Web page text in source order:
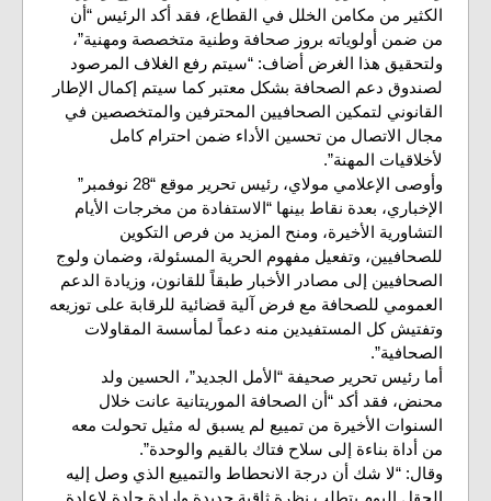
الكثير من مكامن الخلل في القطاع، فقد أكد الرئيس “أن
من ضمن أولوياته بروز صحافة وطنية متخصصة ومهنية”،
ولتحقيق هذا الغرض أضاف: “سيتم رفع الغلاف المرصود
لصندوق دعم الصحافة بشكل معتبر كما سيتم إكمال الإطار
القانوني لتمكين الصحافيين المحترفين والمتخصصين في
مجال الاتصال من تحسين الأداء ضمن احترام كامل
لأخلاقيات المهنة”.
وأوصى الإعلامي مولاي، رئيس تحرير موقع “28 نوفمبر”
الإخباري، بعدة نقاط بينها “الاستفادة من مخرجات الأيام
التشاورية الأخيرة، ومنح المزيد من فرص التكوين
للصحافيين، وتفعيل مفهوم الحرية المسئولة، وضمان ولوج
الصحافيين إلى مصادر الأخبار طبقاً للقانون، وزيادة الدعم
العمومي للصحافة مع فرض آلية قضائية للرقابة على توزيعه
وتفتيش كل المستفيدين منه دعماً لمأسسة المقاولات
الصحافية”.
أما رئيس تحرير صحيفة “الأمل الجديد”، الحسين ولد
محنض، فقد أكد “أن الصحافة الموريتانية عانت خلال
السنوات الأخيرة من تمييع لم يسبق له مثيل تحولت معه
من أداة بناءة إلى سلاح فتاك بالقيم والوحدة”.
وقال: “لا شك أن درجة الانحطاط والتمييع الذي وصل إليه